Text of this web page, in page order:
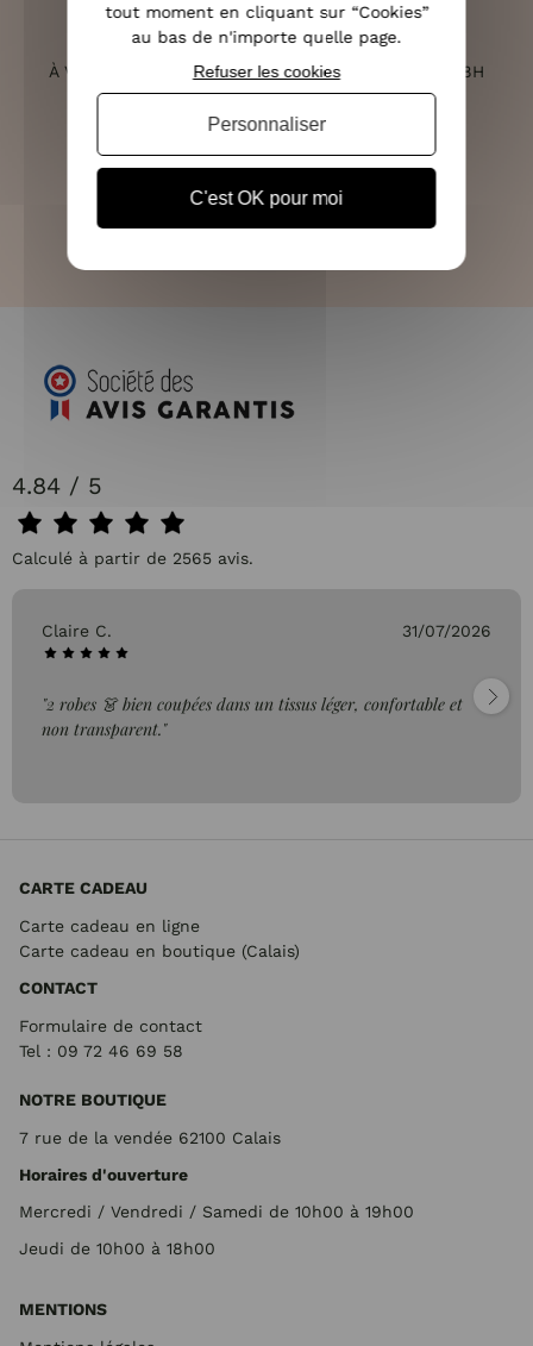
SERVICE CLIENT
À VOTRE ÉCOUTE DU LUNDI AU SAMEDI DE 10H À 18H
PAIEMENT 100% SÉCURISÉ
CB, PAYPAL, APPLE PAY ET 3X SANS FRAIS
4.84 / 5
Calculé à partir de 2565 avis.
Claire C. 31/07/2026
"2 robes 👗 bien coupées dans un tissus léger, confortable et
non transparent."
CARTE CADEAU
Carte cadeau en ligne
Carte cadeau en boutique (Calais)
CONTACT
Formulaire de contact
Tel : 09 72 46 69 58
NOTRE BOUTIQUE
7 rue de la vendée 62100 Calais
Horaires d'ouverture
Mercredi / Vendredi / Samedi de 10h00 à 19h00
Jeudi de 10h00 à 18h00
MENTIONS
tout moment en cliquant sur “Cookies”
au bas de n'importe quelle page.
C'est OK pour moi
Refuser les cookies
Personnaliser